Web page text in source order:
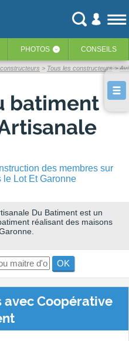
PHOTOS ‹ CONSEILS
Tous les constructeurs
batiment
des membres sur
le Lot Et Garonne
Du Batiment est un
réalisant des maisons
OK
Coopérative